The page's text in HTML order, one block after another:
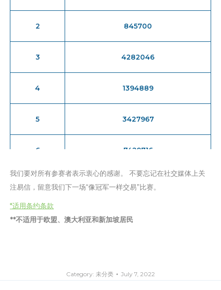
2 845700
3 4282046
4 1394889
5 3427967
6 7429716
8
7423944
我们要对所有参赛者表示衷心的感谢。 不要忘记在社交媒体上关
注易信，留意我们下一场“像冠军一样交易”比赛。
*适用条约条款
**不适用于欧盟、澳大利亚和新加坡居民
Category: 未分类 July 7, 2022